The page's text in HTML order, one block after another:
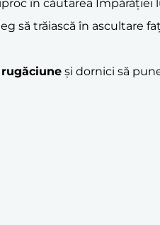
în căutarea Împărăției
să trăiască în ascultare
rugăciune și dornici să